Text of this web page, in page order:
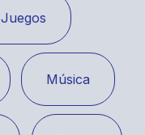
Juegos
Música